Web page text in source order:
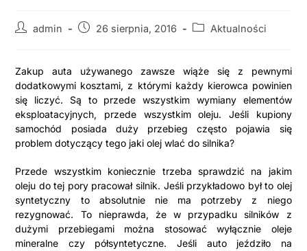
admin 26 sierpnia, 2016 Aktualności
Zakup auta używanego zawsze wiąże się z pewnymi
dodatkowymi kosztami, z którymi każdy kierowca powinien
się liczyć. Są to przede wszystkim wymiany elementów
eksploatacyjnych, przede wszystkim oleju. Jeśli kupiony
samochód posiada duży przebieg często pojawia się
problem dotyczący tego jaki olej wlać do silnika?
Przede wszystkim koniecznie trzeba sprawdzić na jakim
oleju do tej pory pracował silnik. Jeśli przykładowo był to olej
syntetyczny to absolutnie nie ma potrzeby z niego
rezygnować. To nieprawda, że w przypadku silników z
dużymi przebiegami można stosować wyłącznie oleje
mineralne czy półsyntetyczne. Jeśli auto jeździło na